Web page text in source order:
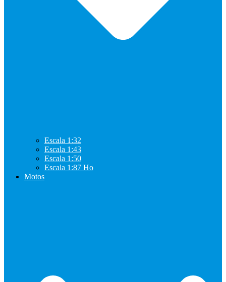
Escala 1:32
Escala 1:43
Escala 1:50
Escala 1:87 Ho
Motos